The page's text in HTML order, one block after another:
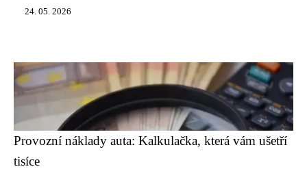
24. 05. 2026
Provozní náklady auta: Kalkulačka, která vám ušetří
tisíce